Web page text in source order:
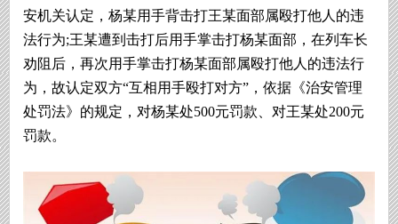
安机关认定，杨某用手背击打王某面部属殴打他人的违
法行为;王某遭到击打后用手掌击打杨某面部，在列车长
劝阻后，再次用手掌击打杨某面部属殴打他人的违法行
为，故认定双方“互相用手殴打对方”，依据《治安管理
处罚法》的规定，对杨某处500元罚款、对王某处200元
罚款。